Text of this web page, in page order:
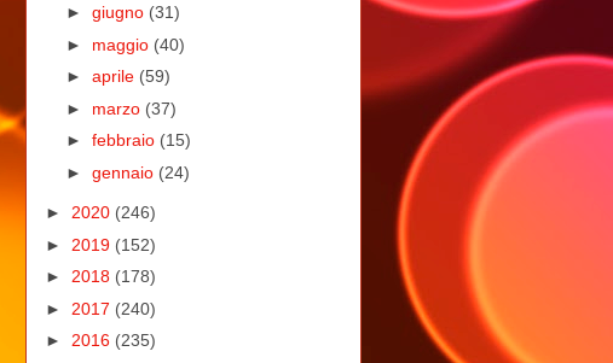
► giugno (31)
► maggio (40)
► aprile (59)
► marzo (37)
► febbraio (15)
► gennaio (24)
► 2020 (246)
► 2019 (152)
► 2018 (178)
► 2017 (240)
► 2016 (235)